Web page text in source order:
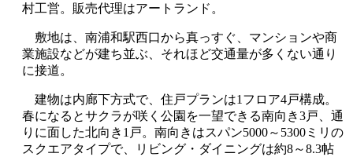
村工営。販売代理はアートランド。
敷地は、南浦和駅西口から真っすぐ、マンションや商
業施設などが建ち並ぶ、それほど交通量が多くない通り
に接道。
建物は内廊下方式で、住戸プランは1フロア4戸構成。
春になるとサクラが咲く公園を一望できる南向き3戸、通
りに面した北向き1戸。南向きはスパン5000～5300ミリの
スクエアタイプで、リビング・ダイニングは約8～8.3帖